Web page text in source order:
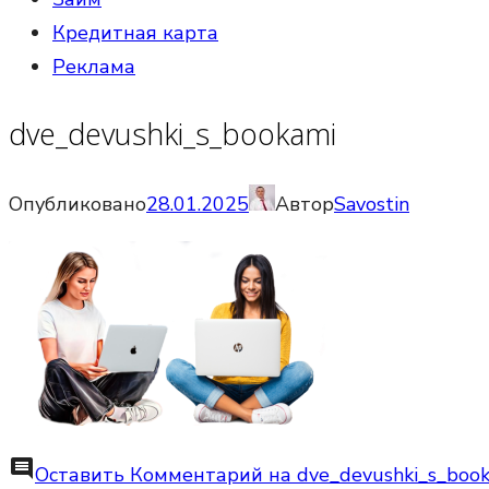
Кредитная карта
Реклама
dve_devushki_s_bookami
Опубликовано28.01.2025 АвторSavostin
commentОставить Комментарий на